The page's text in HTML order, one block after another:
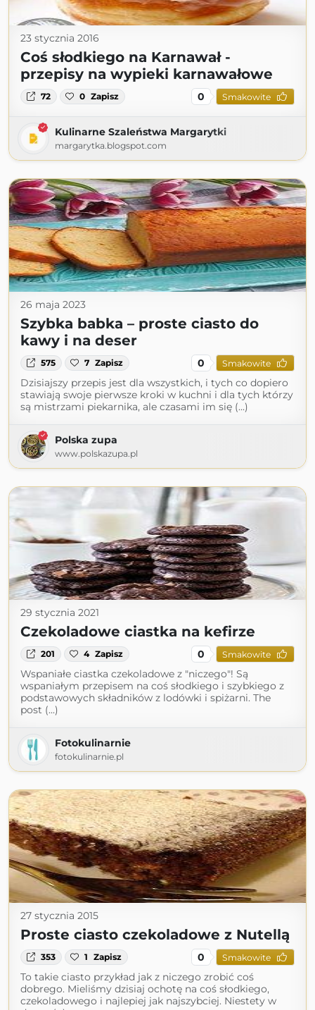
23 stycznia 2016
Coś słodkiego na Karnawał -
przepisy na wypieki karnawałowe
72 0 Zapisz 0 Smakowite
Kulinarne Szaleństwa Margarytki
margarytka.blogspot.com
26 maja 2023
Szybka babka – proste ciasto do
kawy i na deser
575 7 Zapisz 0 Smakowite
Dzisiajszy przepis jest dla wszystkich, i tych co dopiero
stawiają swoje pierwsze kroki w kuchni i dla tych którzy
są mistrzami piekarnika, ale czasami im się (...)
Polska zupa
www.polskazupa.pl
29 stycznia 2021
Czekoladowe ciastka na kefirze
201 4 Zapisz 0 Smakowite
Wspaniałe ciastka czekoladowe z "niczego"! Są
wspaniałym przepisem na coś słodkiego i szybkiego z
podstawowych składników z lodówki i spiżarni. The
post (...)
Fotokulinarnie
fotokulinarnie.pl
27 stycznia 2015
Proste ciasto czekoladowe z Nutellą
353 1 Zapisz 0 Smakowite
To takie ciasto przykład jak z niczego zrobić coś
dobrego. Mieliśmy dzisiaj ochotę na coś słodkiego,
czekoladowego i najlepiej jak najszybciej. Niestety w